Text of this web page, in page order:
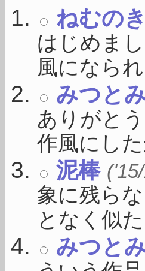
ねむのき
はじめま
風になら
みつと
ありがと
作風にし
泥棒
象に残ら
となく似
みつと